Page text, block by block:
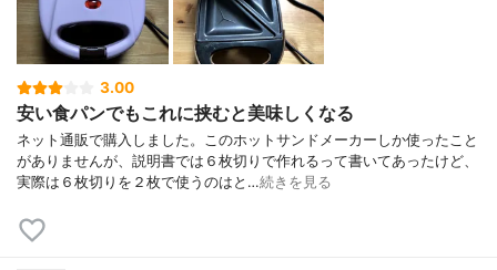
3.00
安い食パンでもこれに挟むと美味しくなる
ネット通販で購入しました。このホットサンドメーカーしか使ったこと
がありませんが、説明書では６枚切りで作れるって書いてあったけど、
実際は６枚切りを２枚で使うのはと…続きを見る